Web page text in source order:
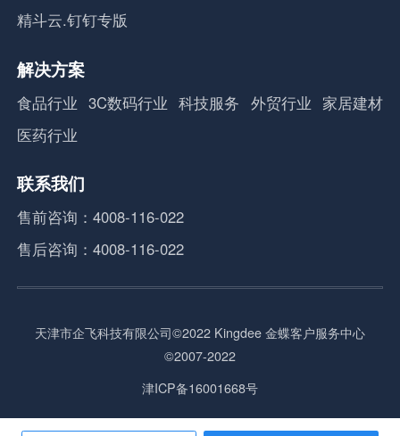
精斗云.钉钉专版
解决方案
食品行业 3C数码行业 科技服务 外贸行业 家居建材
医药行业
联系我们
售前咨询：4008-116-022
售后咨询：4008-116-022
天津市企飞科技有限公司©2022 Kingdee 金蝶客户服务中心
©2007-2022
津ICP备16001668号